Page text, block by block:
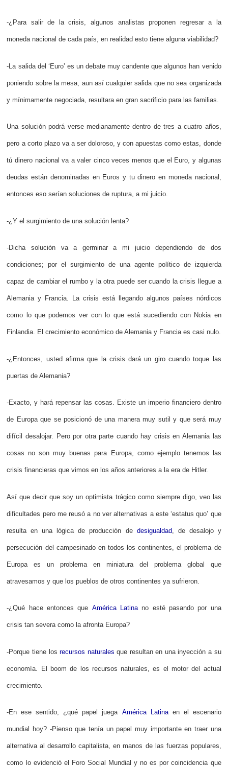
-¿Para salir de la crisis, algunos analistas proponen regresar a la
moneda nacional de cada país, en realidad esto tiene alguna viabilidad?
-La salida del ‘Euro’ es un debate muy candente que algunos han venido
poniendo sobre la mesa, aun así cualquier salida que no sea organizada
y mínimamente negociada, resultara en gran sacrificio para las familias.
Una solución podrá verse medianamente dentro de tres a cuatro años,
pero a corto plazo va a ser doloroso, y con apuestas como estas, donde
tú dinero nacional va a valer cinco veces menos que el Euro, y algunas
deudas están denominadas en Euros y tu dinero en moneda nacional,
entonces eso serían soluciones de ruptura, a mi juicio.
-¿Y el surgimiento de una solución lenta?
-Dicha solución va a germinar a mi juicio dependiendo de dos
condiciones; por el surgimiento de una agente político de izquierda
capaz de cambiar el rumbo y la otra puede ser cuando la crisis llegue a
Alemania y Francia. La crisis está llegando algunos países nórdicos
como lo que podemos ver con lo que está sucediendo con Nokia en
Finlandia. El crecimiento económico de Alemania y Francia es casi nulo.
-¿Entonces, usted afirma que la crisis dará un giro cuando toque las
puertas de Alemania?
-Exacto, y hará repensar las cosas. Existe un imperio financiero dentro
de Europa que se posicionó de una manera muy sutil y que será muy
difícil desalojar. Pero por otra parte cuando hay crisis en Alemania las
cosas no son muy buenas para Europa, como ejemplo tenemos las
crisis financieras que vimos en los años anteriores a la era de Hitler.
Así que decir que soy un optimista trágico como siempre digo, veo las
dificultades pero me reusó a no ver alternativas a este ‘estatus quo’ que
resulta en una lógica de producción de desigualdad, de desalojo y
persecución del campesinado en todos los continentes, el problema de
Europa es un problema en miniatura del problema global que
atravesamos y que los pueblos de otros continentes ya sufrieron.
-¿Qué hace entonces que América Latinano esté pasando por una
crisis tan severa como la afronta Europa?
-Porque tiene losrecursos naturales que resultan en una inyección a su
economía. El boom de los recursos naturales, es el motor del actual
crecimiento.
-En ese sentido, ¿qué papel juega América Latinaen el escenario
mundial hoy? -Pienso que tenía un papel muy importante en traer una
alternativa al desarrollo capitalista, en manos de las fuerzas populares,
como lo evidenció el Foro Social Mundial y no es por coincidencia que